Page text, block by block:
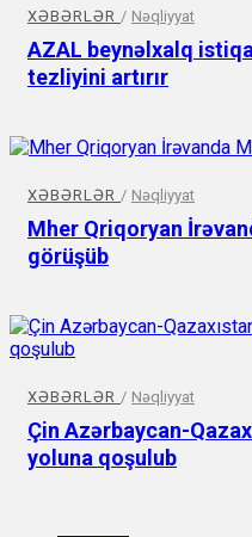
XƏBƏRLƏR / Nəqliyyat
AZAL beynəlxalq
tezliyini artırır
XƏBƏRLƏR / Nəqliyyat
Mher Qriqoryan
görüşüb
XƏBƏRLƏR / Nəqliyyat
Çin Azərbaycan-
yoluna qoşulub